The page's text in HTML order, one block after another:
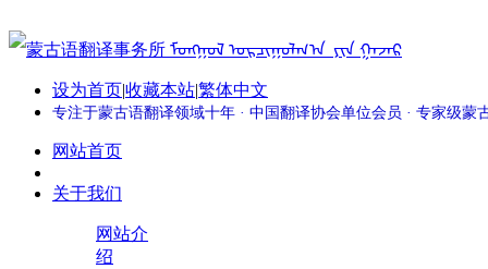
设为首页|收藏本站|繁体中文
专注于蒙古语翻译领域十年 · 中国翻译协会单位会员 · 专家级蒙
网站首页
关于我们
网站介
绍